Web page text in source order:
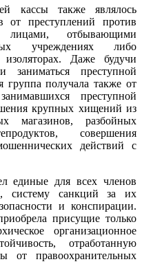
кассы также являлось
от преступлений против
лицами, отбывающими
учреждениях либо
Даже будучи
преступной
группа получала также от
преступной
крупных хищений из
магазинов, разбойных
совершения
действий с
единые для всех членов
систему санкций за их
и конспирации.
присущие только
организационное
отработанную
от правоохранительных